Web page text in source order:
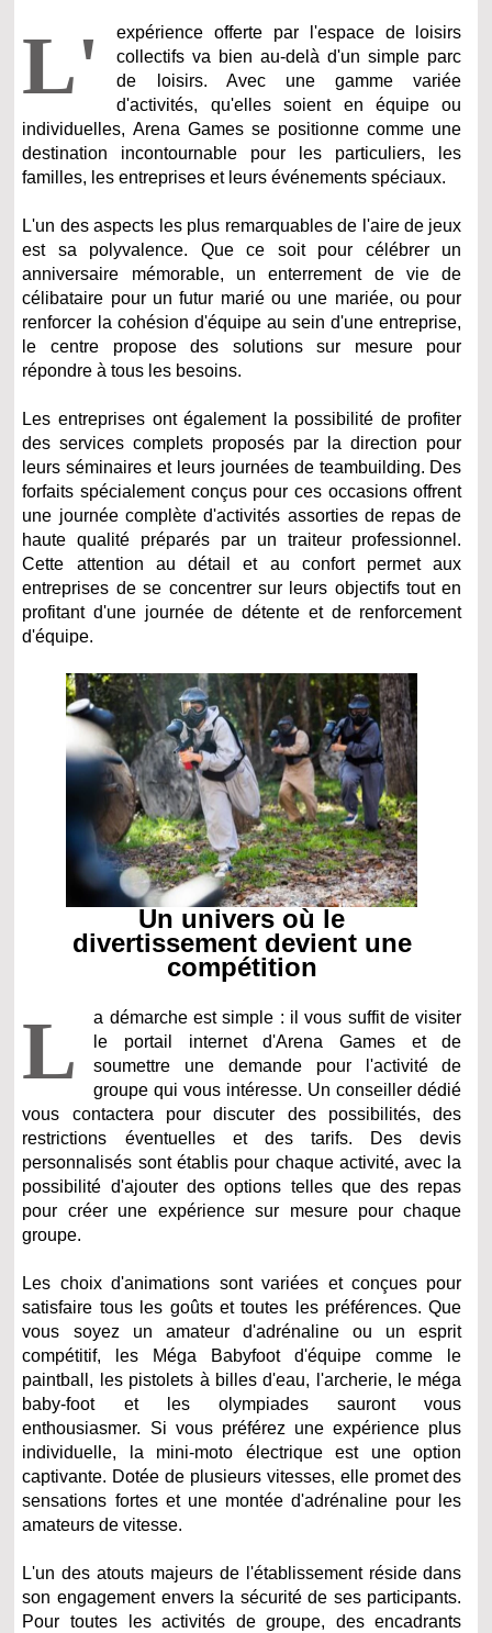
L'
expérience offerte par l'espace de loisirs
collectifs va bien au-delà d'un simple parc
de loisirs. Avec une gamme variée
d'activités, qu'elles soient en équipe ou
individuelles, Arena Games se positionne comme une
destination incontournable pour les particuliers, les
familles, les entreprises et leurs événements spéciaux.
L'un des aspects les plus remarquables de l'aire de jeux
est sa polyvalence. Que ce soit pour célébrer un
anniversaire mémorable, un enterrement de vie de
célibataire pour un futur marié ou une mariée, ou pour
renforcer la cohésion d'équipe au sein d'une entreprise,
le centre propose des solutions sur mesure pour
répondre à tous les besoins.
Les entreprises ont également la possibilité de profiter
des services complets proposés par la direction pour
leurs séminaires et leurs journées de teambuilding. Des
forfaits spécialement conçus pour ces occasions offrent
une journée complète d'activités assorties de repas de
haute qualité préparés par un traiteur professionnel.
Cette attention au détail et au confort permet aux
entreprises de se concentrer sur leurs objectifs tout en
profitant d'une journée de détente et de renforcement
d'équipe.
Un univers où le
divertissement devient une
compétition
L
a démarche est simple : il vous suffit de visiter
le portail internet d'Arena Games et de
soumettre une demande pour l'activité de
groupe qui vous intéresse. Un conseiller dédié
vous contactera pour discuter des possibilités, des
restrictions éventuelles et des tarifs. Des devis
personnalisés sont établis pour chaque activité, avec la
possibilité d'ajouter des options telles que des repas
pour créer une expérience sur mesure pour chaque
groupe.
Les choix d'animations sont variées et conçues pour
satisfaire tous les goûts et toutes les préférences. Que
vous soyez un amateur d'adrénaline ou un esprit
compétitif, les Méga Babyfoot d'équipe comme le
paintball, les pistolets à billes d'eau, l'archerie, le méga
baby-foot et les olympiades sauront vous
enthousiasmer. Si vous préférez une expérience plus
individuelle, la mini-moto électrique est une option
captivante. Dotée de plusieurs vitesses, elle promet des
sensations fortes et une montée d'adrénaline pour les
amateurs de vitesse.
L'un des atouts majeurs de l'établissement réside dans
son engagement envers la sécurité de ses participants.
Pour toutes les activités de groupe, des encadrants